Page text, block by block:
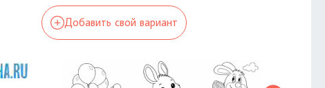
Добавить свой вариант